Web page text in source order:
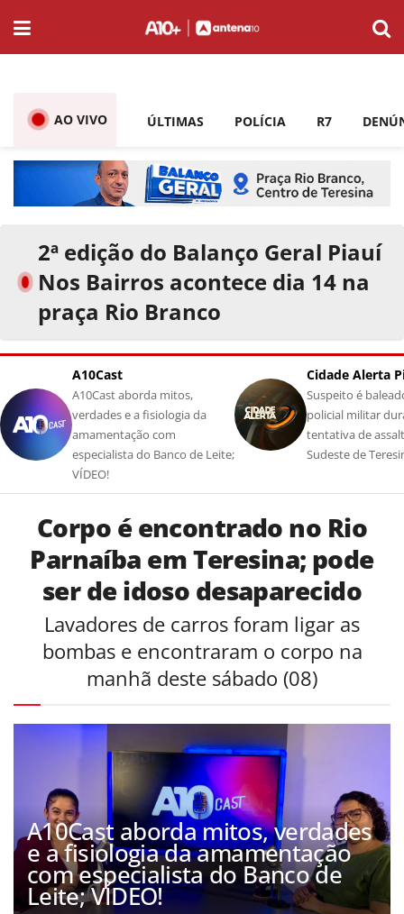
AO VIVO ÚLTIMAS POLÍCIA R7
2ª edição do Balanço Geral Piauí
Nos Bairros acontece dia 14 na
praça Rio Branco
A10Cast
A10Cast aborda mitos,
verdades e a fisiologia da
amamentação com
especialista do Banco de Leite;
VÍDEO!
Cidade Alerta
Suspeito é
policial militar
tentativa de
Sudeste de
Corpo é encontrado no Rio
Parnaíba em Teresina; pode
ser de idoso desaparecido
Lavadores de carros foram ligar as
bombas e encontraram o corpo na
manhã deste sábado (08)
A10Cast aborda mitos, verdades
e a fisiologia da amamentação
com especialista do Banco de
Leite; VÍDEO!